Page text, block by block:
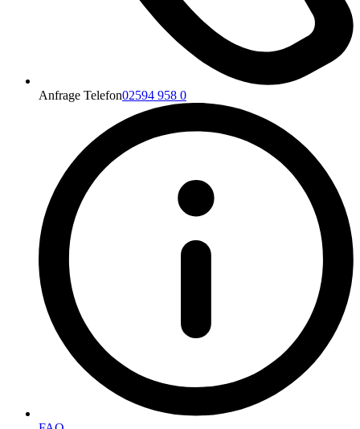
Anfrage Telefon02594 958 0